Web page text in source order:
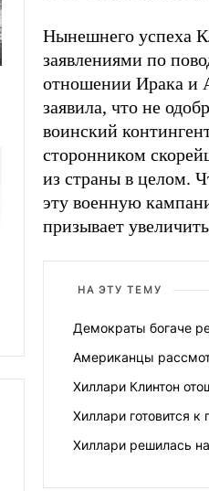
Нынешнего успеха
заявлениями по
отношении Ирака и
заявила, что не
воинский
сторонником
из страны в целом.
эту военную
призывает
НА ЭТУ ТЕМУ
Демократы богаче
Американцы
Хиллари Клинтон
Хиллари готовится к
Хиллари решилась